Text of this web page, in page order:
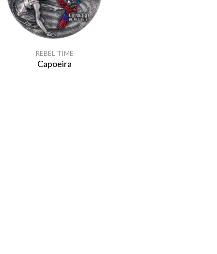
REBEL TIME
Capoeira